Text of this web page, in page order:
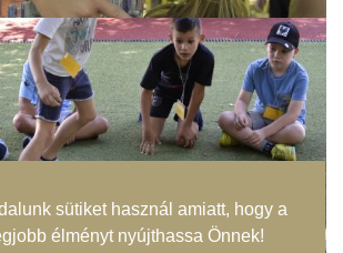
sütiket használ amiatt, hogy a
élményt nyújthassa Önnek!